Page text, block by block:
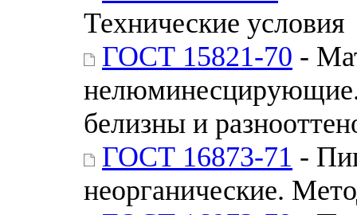
Технические условия
ГОСТ 15821-70 -
нелюминесцирующие.
белизны и
ГОСТ 16873-71 -
неорганические.